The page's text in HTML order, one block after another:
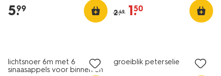
5.
99 2.49 1.
50
lichtsnoer 6m met 6
sinaasappels voor binnen en
groeiblik peterselie